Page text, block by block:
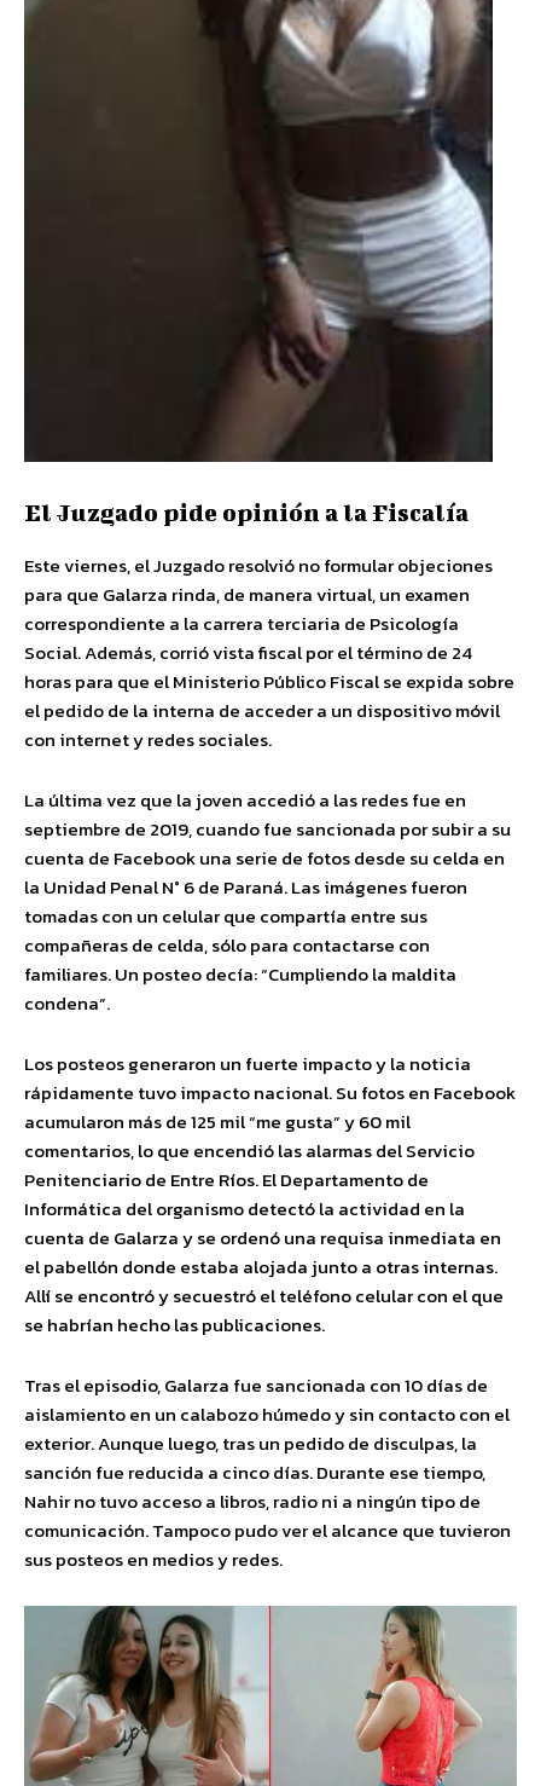
El Juzgado pide opinión a la Fiscalía
Este viernes, el Juzgado resolvió no formular objeciones
para que Galarza rinda, de manera virtual, un examen
correspondiente a la carrera terciaria de Psicología
Social. Además, corrió vista fiscal por el término de 24
horas para que el Ministerio Público Fiscal se expida sobre
el pedido de la interna de acceder a un dispositivo móvil
con internet y redes sociales.
La última vez que la joven accedió a las redes fue en
septiembre de 2019, cuando fue sancionada por subir a su
cuenta de Facebook una serie de fotos desde su celda en
la Unidad Penal N° 6 de Paraná. Las imágenes fueron
tomadas con un celular que compartía entre sus
compañeras de celda, sólo para contactarse con
familiares. Un posteo decía: “Cumpliendo la maldita
condena”.
Los posteos generaron un fuerte impacto y la noticia
rápidamente tuvo impacto nacional. Su fotos en Facebook
acumularon más de 125 mil “me gusta” y 60 mil
comentarios, lo que encendió las alarmas del Servicio
Penitenciario de Entre Ríos. El Departamento de
Informática del organismo detectó la actividad en la
cuenta de Galarza y se ordenó una requisa inmediata en
el pabellón donde estaba alojada junto a otras internas.
Allí se encontró y secuestró el teléfono celular con el que
se habrían hecho las publicaciones.
Tras el episodio, Galarza fue sancionada con 10 días de
aislamiento en un calabozo húmedo y sin contacto con el
exterior. Aunque luego, tras un pedido de disculpas, la
sanción fue reducida a cinco días. Durante ese tiempo,
Nahir no tuvo acceso a libros, radio ni a ningún tipo de
comunicación. Tampoco pudo ver el alcance que tuvieron
sus posteos en medios y redes.